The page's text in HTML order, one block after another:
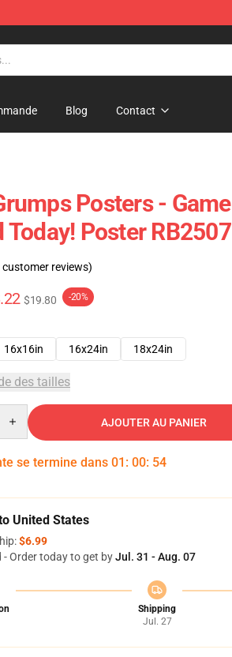
Blog Contact
Posters -
Today! Poster RB2507
customer reviews)
$19.80 -20%
16x16in 16x24in 18x24in
des tailles
AJOUTER AU PANIER
se termine dans 01 : 00: 53
United States
$6.99
- Order today to get byJul. 31 - Aug. 07
Shipping
Jul. 27